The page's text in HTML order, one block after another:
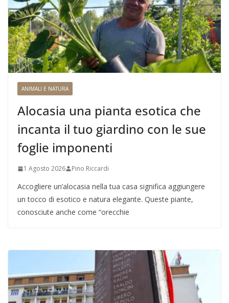
ANIMALI E NATURA
Alocasia una pianta esotica che
incanta il tuo giardino con le sue
foglie imponenti
1 Agosto 2026 Pino Riccardi
Accogliere un’alocasia nella tua casa significa aggiungere
un tocco di esotico e natura elegante. Queste piante,
conosciute anche come “orecchie